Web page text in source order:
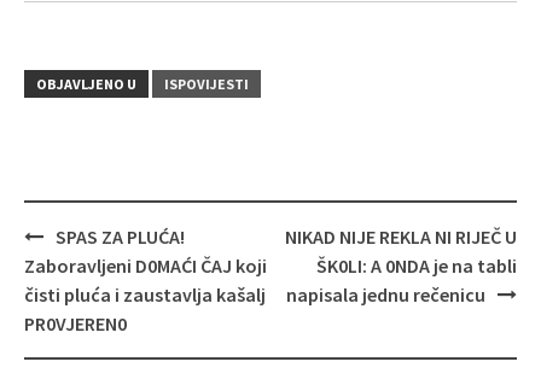
OBJAVLJENO U ISPOVIJESTI
Navigacija
objava
SPAS ZA PLUĆA!
Zaboravljeni D0MAĆI ČAJ koji
čisti pluća i zaustavlja kašalj
PR0VJEREN0
NIKAD NIJE REKLA NI RIJEČ U
ŠK0LI: A 0NDA je na tabli
napisala jednu rečenicu